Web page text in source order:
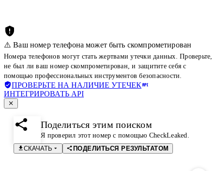
⚠️ Ваш номер телефона может быть скомпрометирован
Номера телефонов могут стать жертвами утечки данных. Проверьте,
не был ли ваш номер скомпрометирован, и защитите себя с
помощью профессиональных инструментов безопасности.
ПРОВЕРЬТЕ НА НАЛИЧИЕ УТЕЧЕК
ИНТЕГРИРОВАТЬ API
Поделиться этим поиском
Я проверил этот номер с помощью CheckLeaked.
СКАЧАТЬ
ПОДЕЛИТЬСЯ РЕЗУЛЬТАТОМ